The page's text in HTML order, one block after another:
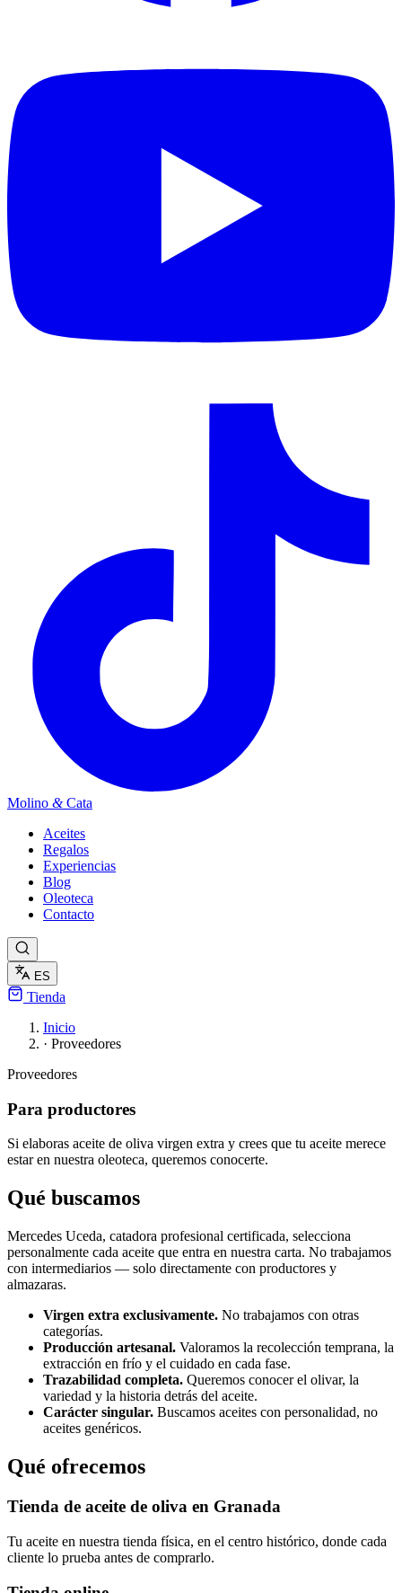
Molino &Cata
Aceites
Regalos
Experiencias
Blog
Oleoteca
Contacto
ES
Tienda
Inicio
· Proveedores
Proveedores
Para productores
Si elaboras aceite de oliva virgen extra y crees que tu aceite merece
estar en nuestra oleoteca, queremos conocerte.
Qué buscamos
Mercedes Uceda, catadora profesional certificada, selecciona
personalmente cada aceite que entra en nuestra carta. No trabajamos
con intermediarios — solo directamente con productores y
almazaras.
Virgen extra exclusivamente. No trabajamos con otras
categorías.
Producción artesanal. Valoramos la recolección temprana, la
extracción en frío y el cuidado en cada fase.
Trazabilidad completa. Queremos conocer el olivar, la
variedad y la historia detrás del aceite.
Carácter singular. Buscamos aceites con personalidad, no
aceites genéricos.
Qué ofrecemos
Tienda de aceite de oliva en Granada
Tu aceite en nuestra tienda física, en el centro histórico, donde cada
cliente lo prueba antes de comprarlo.